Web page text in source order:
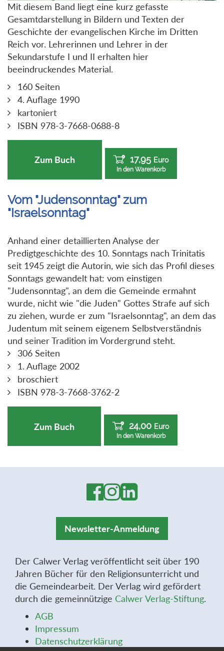
Mit diesem Band liegt eine kurz gefasste
Gesamtdarstellung in Bildern und Texten der
Geschichte der evangelischen Kirche im Dritten
Reich vor. Lehrerinnen und Lehrer in der
Sekundarstufe I und II erhalten hier
beeindruckendes Material.
160 Seiten
4. Auflage 1990
kartoniert
ISBN 978-3-7668-0688-8
Zum Buch 17,95 Euro
In den Warenkorb
Vom "Judensonntag" zum
"Israelsonntag"
Anhand einer detaillierten Analyse der
Predigtgeschichte des 10. Sonntags nach Trinitatis
seit 1945 zeigt die Autorin, wie sich das Profil dieses
Sonntags gewandelt hat: vom einstigen
"Judensonntag", an dem die Gemeinde ermahnt
wurde, nicht wie "die Juden" Gottes Strafe auf sich
zu ziehen, wurde er zum "Israelsonntag", an dem das
Judentum mit seinem eigenem Selbstverständnis
und seiner Tradition im Vordergrund steht.
306 Seiten
1. Auflage 2002
broschiert
ISBN 978-3-7668-3762-2
Zum Buch 24,00 Euro
In den Warenkorb
Newsletter-Anmeldung
Der Calwer Verlag veröffentlicht seit über 190
Jahren Bücher für den Religionsunterricht und
die Gemeindearbeit. Der Verlag wird gefördert
durch die gemeinnützige Calwer Verlag-Stiftung.
AGB
Impressum
Datenschutzerklärung